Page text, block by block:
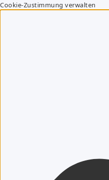
Cookie-Zustimmung verwalten